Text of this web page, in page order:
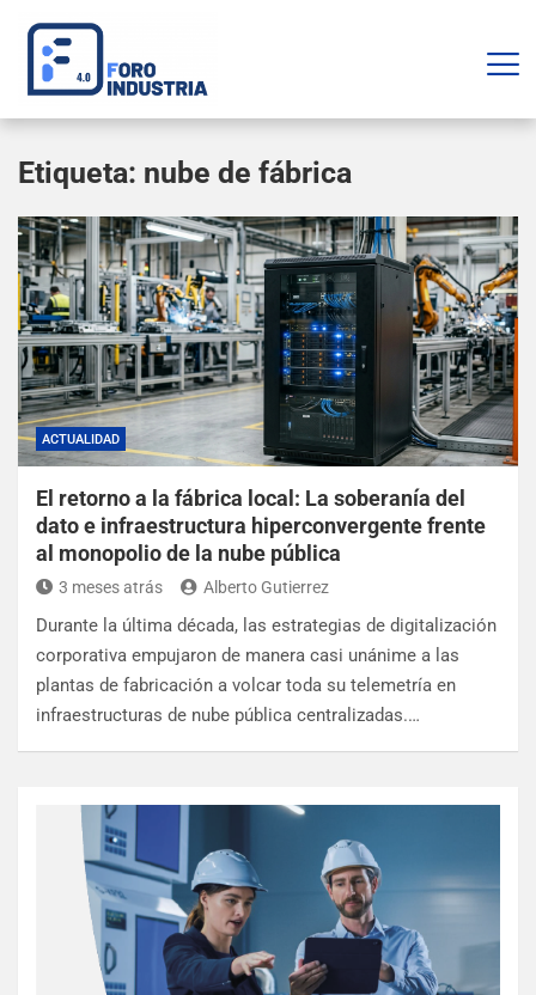
Etiqueta: nube de fábrica
ACTUALIDAD
El retorno a la fábrica local: La soberanía del
dato e infraestructura hiperconvergente frente
al monopolio de la nube pública
3 meses atrás Alberto Gutierrez
Durante la última década, las estrategias de digitalización
corporativa empujaron de manera casi unánime a las
plantas de fabricación a volcar toda su telemetría en
infraestructuras de nube pública centralizadas.…